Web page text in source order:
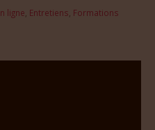
ligne Entretiens Formations